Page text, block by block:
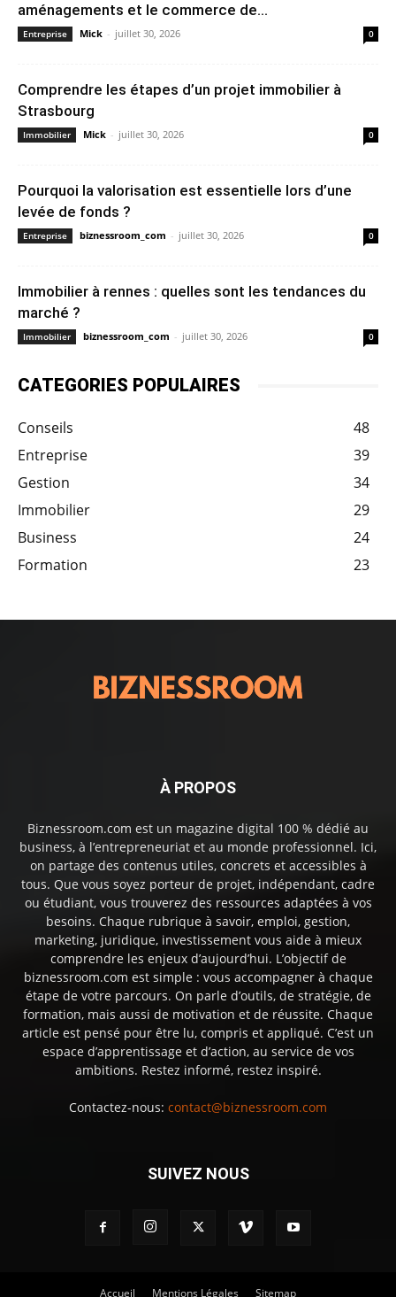
aménagements et le commerce de...
Entreprise Mick - juillet 30, 2026 0
Comprendre les étapes d’un projet immobilier à
Strasbourg
Immobilier Mick - juillet 30, 2026 0
Pourquoi la valorisation est essentielle lors d’une
levée de fonds ?
Entreprise biznessroom_com - juillet 30, 2026 0
Immobilier à rennes : quelles sont les tendances du
marché ?
Immobilier biznessroom_com - juillet 30, 2026 0
CATEGORIES POPULAIRES
Conseils
48
Entreprise
39
Gestion
34
Immobilier
29
Business
24
Formation
23
À PROPOS
Biznessroom.com est un magazine digital 100 % dédié au
business, à l’entrepreneuriat et au monde professionnel. Ici,
on partage des contenus utiles, concrets et accessibles à
tous. Que vous soyez porteur de projet, indépendant, cadre
ou étudiant, vous trouverez des ressources adaptées à vos
besoins. Chaque rubrique à savoir, emploi, gestion,
marketing, juridique, investissement vous aide à mieux
comprendre les enjeux d’aujourd’hui. L’objectif de
biznessroom.com est simple : vous accompagner à chaque
étape de votre parcours. On parle d’outils, de stratégie, de
formation, mais aussi de motivation et de réussite. Chaque
article est pensé pour être lu, compris et appliqué. C’est un
espace d’apprentissage et d’action, au service de vos
ambitions. Restez informé, restez inspiré.
Contactez-nous: contact@biznessroom.com
SUIVEZ NOUS
Accueil Mentions Légales Sitemap